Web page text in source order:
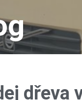
dřeva